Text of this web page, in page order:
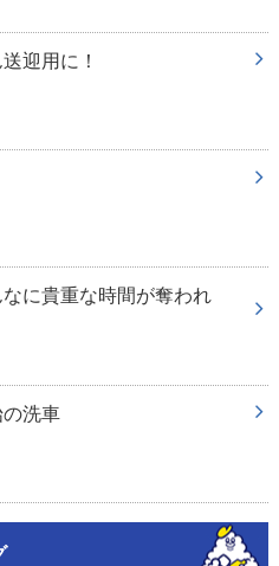
迎用に！
に貴重な時間が奪われ
洗車